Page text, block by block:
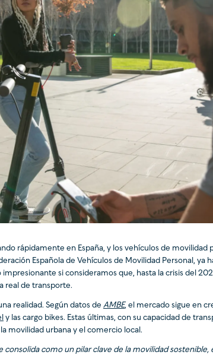
rápidamente en España, y los vehículos de movilidad
Española de Vehículos de Movilidad Personal, ya
si consideramos que, hasta la crisis del
real de transporte.
realidad. Según datos de AMBE, el mercado sigue en
y las cargo bikes. Estas últimas, con su capacidad de
movilidad urbana y el comercio local.
consolida como un pilar clave de la movilidad